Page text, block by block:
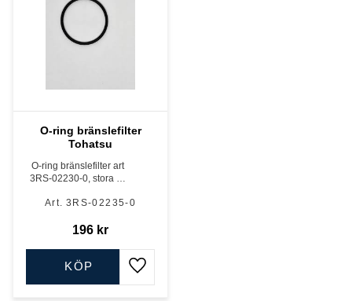
O-ring bränslefilter
Tohatsu
O-ring bränslefilter art
3RS-02230-0, stora o-
3RS-02235-0
196 kr
Lägg till i favoriter
KÖP